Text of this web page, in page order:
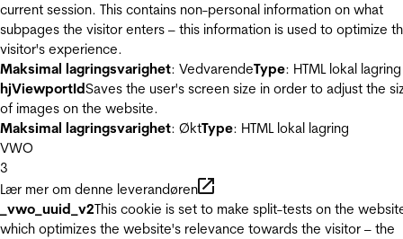
current session. This contains non-personal information on what
subpages the visitor enters – this information is used to optimize
visitor's experience.
Maksimal lagringsvarighet: VedvarendeType: HTML lokal lagring
hjViewportIdSaves the user's screen size in order to adjust the
of images on the website.
Maksimal lagringsvarighet: ØktType: HTML lokal lagring
VWO
3
Lær mer om denne leverandøren
_vwo_uuid_v2This cookie is set to make split-tests on the
which optimizes the website's relevance towards the visitor – the